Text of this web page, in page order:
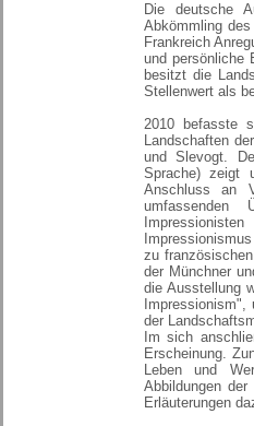
Die deutsche
Abkömmling
Frankreich
und persönliche
besitzt die
Stellenwert als
2010 befasste
Landschaften
und Slevogt.
Sprache) zeigt
Anschluss an
umfassenden
zu
der Münchner
die Ausstellung
der
Im sich
Erscheinung.
Leben und
Abbildungen
Erläuterungen